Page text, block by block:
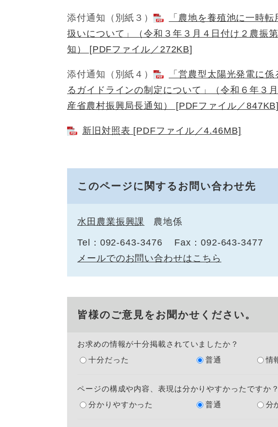
添付通知（別紙３）
「農地を養殖池に一時
扱いについて」（令和３年３月４日付け２農振
知） [PDFファイル／272KB]
添付通知（別紙４）
「営農型太陽光発電に
るガイドラインの制定について」（令和６年３
産省農村振興局長通知） [PDFファイル／847KB]
新旧対照表 [PDFファイル／4.46MB]
このページに関するお問い合わせ先
水田農業振興課 農地係
Tel：092-643-3476
Fax：092-643-3477
メールでのお問い合わせはこちら
皆様のご意見をお聞かせください。
お求めの情報が十分掲載されていましたか？
十分だった
普通 情
ページの構成や内容、表現は分かりやすかったですか？
分かりやすかった
普通 分